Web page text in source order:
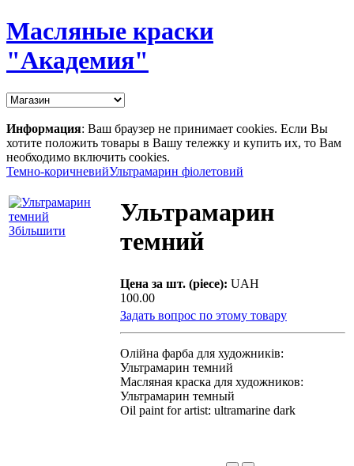
Масляные краски
"Академия"
Информация: Ваш браузер не принимает cookies. Если Вы
хотите положить товары в Вашу тележку и купить их, то Вам
необходимо включить cookies.
Темно-коричневийУльтрамарин фіолетовий
Збільшити
Ультрамарин
темний
Цена за шт. (piece): UAH
100.00
Задать вопрос по этому товару
Олійна фарба для художників:
Ультрамарин темний
Масляная краска для художников:
Ультрамарин темный
Oil paint for artist: ultramarine dark